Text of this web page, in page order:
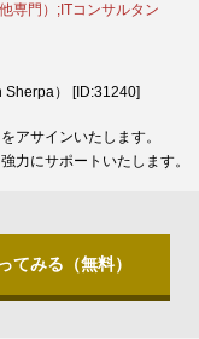
専門）;ITコンサルタン
Sherpa） [ID:31240]
アサインいたします。
力にサポートいたします。
てみる（無料）